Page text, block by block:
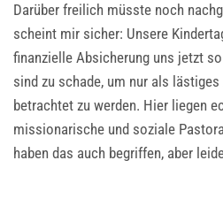
Darüber freilich müsste noch
scheint mir sicher: Unsere
finanzielle Absicherung uns jetzt
sind zu schade, um nur als
betrachtet zu werden. Hier liegen
missionarische und soziale
haben das auch begriffen, aber